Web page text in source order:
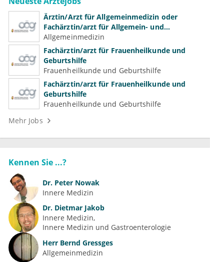
Ärztin/Arzt für Allgemeinmedizin oder
Fachärztin/arzt für Allgemein- und
Familienmedizin für Psychiatrie und
Psychotherapeutische Medizin
Allgemeinmedizin
Fachärztin/arzt für Frauenheilkunde und
Geburtshilfe
Frauenheilkunde und Geburtshilfe
Fachärztin/arzt für Frauenheilkunde und
Geburtshilfe
Frauenheilkunde und Geburtshilfe
Mehr Jobs
Kennen Sie ...?
Dr. Peter Nowak
Innere Medizin
Dr. Dietmar Jakob
Innere Medizin
Innere Medizin und Gastroenterologie
Herr Bernd Gressges
Allgemeinmedizin